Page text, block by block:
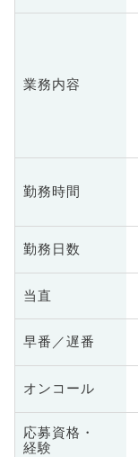
業務内容
勤務時間
勤務日数
当直
早番／遅番
オンコール
応募資格・
経験